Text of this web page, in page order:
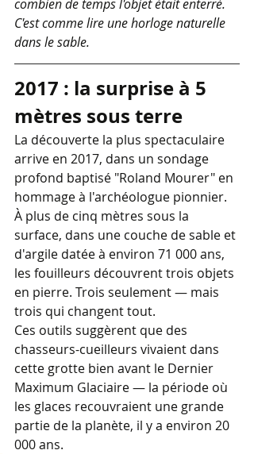
combien de temps l'objet était enterré.
C'est comme lire une horloge naturelle
dans le sable.
2017 : la surprise à 5
mètres sous terre
La découverte la plus spectaculaire
arrive en 2017, dans un sondage
profond baptisé "Roland Mourer" en
hommage à l'archéologue pionnier.
À plus de cinq mètres sous la
surface, dans une couche de sable et
d'argile datée à environ 71 000 ans,
les fouilleurs découvrent trois objets
en pierre. Trois seulement — mais
trois qui changent tout.
Ces outils suggèrent que des
chasseurs-cueilleurs vivaient dans
cette grotte bien avant le Dernier
Maximum Glaciaire — la période où
les glaces recouvraient une grande
partie de la planète, il y a environ 20
000 ans.